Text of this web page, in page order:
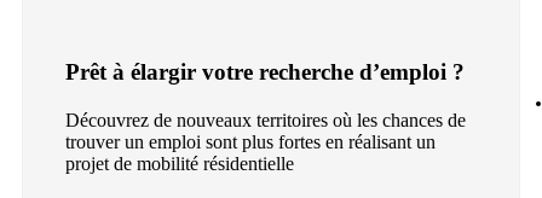
Prêt à élargir votre recherche d’emploi ?
Découvrez de nouveaux territoires où les chances de
trouver un emploi sont plus fortes en réalisant un
projet de mobilité résidentielle